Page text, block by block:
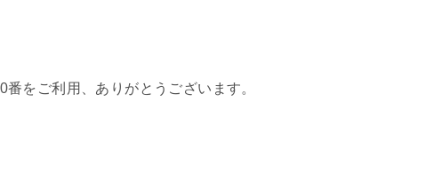
をご利用、ありがとうございます。